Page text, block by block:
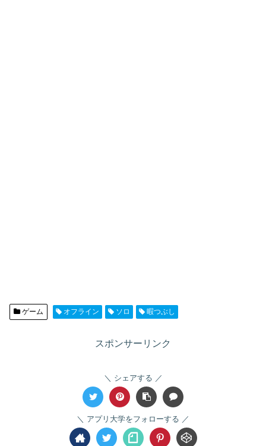
ゲーム オフライン ソロ 暇つぶし
スポンサーリンク
シェアする
アプリ大学をフォローする